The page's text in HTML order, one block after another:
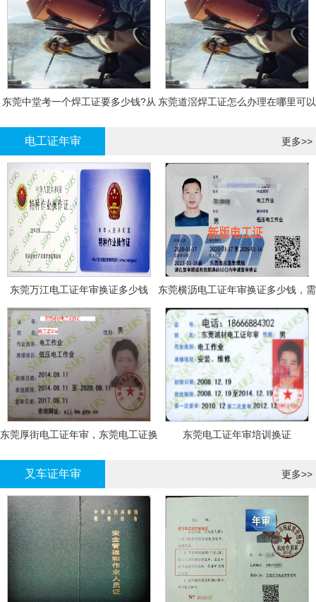
东莞中堂考一个焊工证要多少钱?从 东莞道滘焊工证怎么办理在哪里可以
电工证年审 更多>>
东莞万江电工证年审换证多少钱
东莞横沥电工证年审换证多少钱，需
要什么资料
东莞厚街电工证年审，东莞电工证换
东莞电工证年审培训换证
叉车证年审 更多>>